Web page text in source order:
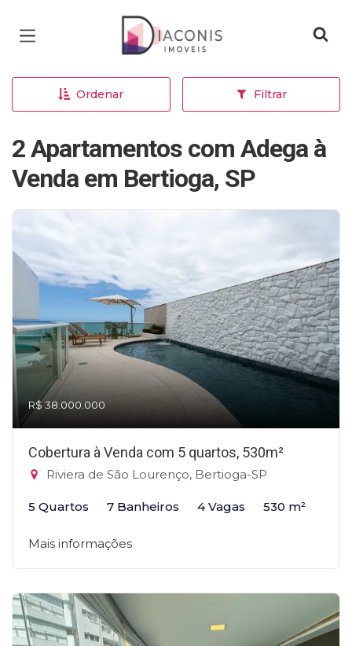
Página inicial
Ordenar Filtrar
2 Apartamentos com Adega à
Venda em Bertioga, SP
R$ 38.000.000
Cobertura à Venda com 5 quartos, 530m²
Riviera de São Lourenço, Bertioga-SP
5 Quartos 7 Banheiros 4 Vagas 530 m²
Mais informações